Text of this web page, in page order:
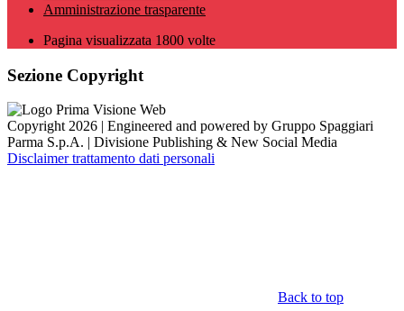
Amministrazione trasparente
Pagina visualizzata 1800 volte
Sezione Copyright
Copyright 2026 | Engineered and powered by Gruppo Spaggiari
Parma S.p.A. | Divisione Publishing & New Social Media
Disclaimer trattamento dati personali
Back to top